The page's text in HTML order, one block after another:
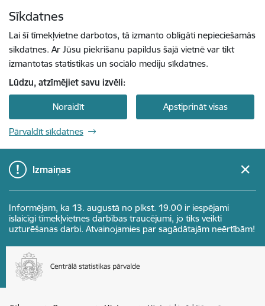
Sīkdatnes
Lai šī tīmekļvietne darbotos, tā izmanto obligāti nepieciešamās
sīkdatnes. Ar Jūsu piekrišanu papildus šajā vietnē var tikt
izmantotas statistikas un sociālo mediju sīkdatnes.
Lūdzu, atzīmējiet savu izvēli:
Noraidīt Apstiprināt visas
Pārvaldīt sīkdatnes
Izmaiņas
Informējam, ka 13. augustā no plkst. 19.00 ir iespējami
īslaicīgi tīmekļvietnes darbības traucējumi, jo tiks veikti
uzturēšanas darbi. Atvainojamies par sagādātajām neērtībām!